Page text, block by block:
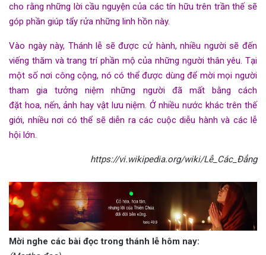
cho rằng những lời cầu nguyện của các tín hữu trên trần thế sẽ
góp phần giúp tẩy rửa những linh hồn này.
Vào ngày này, Thánh lễ sẽ được cử hành, nhiều người sẽ đến
viếng thăm và trang trí phần mộ của những người thân yêu. Tại
một số nơi công cộng, nó có thể được dùng để mời mọi người
tham gia tưởng niệm những người đã mất bằng cách
đặt hoa, nến,ảnh hay vật lưu niệm. Ở nhiều nước khác trên thế
giới, nhiều nơi có thể sẽ diễn ra các cuộc diễu hành và các lễ
hội lớn.
https://vi.wikipedia.org/wiki/Lễ_Các_Đẳng
Mời nghe các bài đọc trong thánh lễ hôm nay: